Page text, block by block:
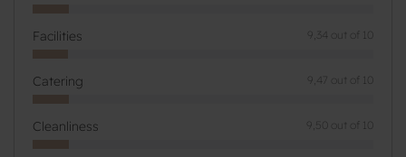
Facilities 9,34 out of 10
Catering 9,47 out of 10
Cleanliness 9,50 out of 10